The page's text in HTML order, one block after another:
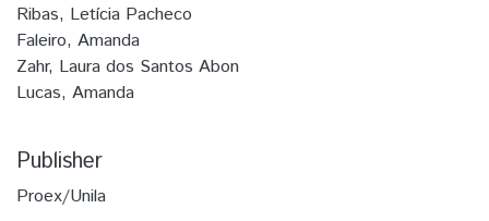
Ribas, Letícia Pacheco
Faleiro, Amanda
Zahr, Laura dos Santos Abon
Lucas, Amanda
Publisher
Proex/Unila